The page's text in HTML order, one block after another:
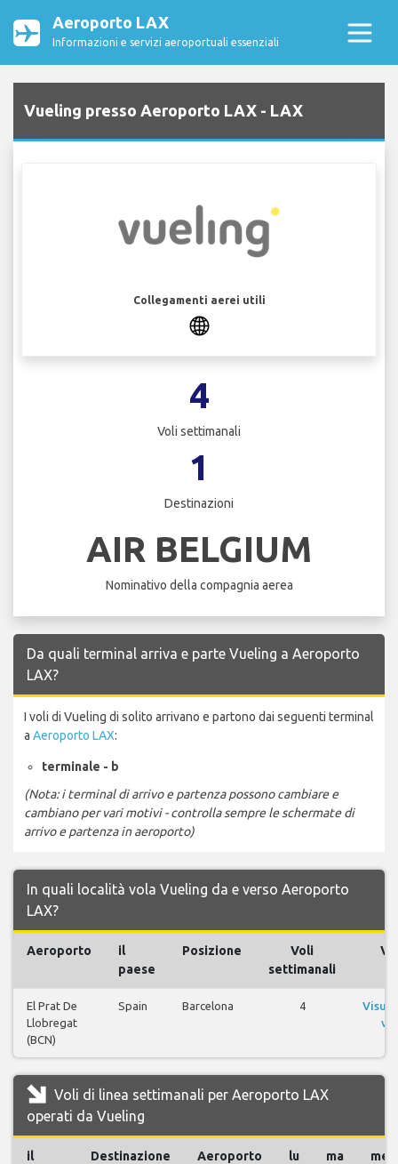
Aeroporto LAX
Informazioni e servizi aeroportuali essenziali
Vueling presso Aeroporto LAX - LAX
Collegamenti aerei utili
4
Voli settimanali
1
Destinazioni
AIR BELGIUM
Nominativo della compagnia aerea
Da quali terminal arriva e parte Vueling a Aeroporto
LAX?
I voli di Vueling di solito arrivano e partono dai seguenti terminal
a Aeroporto LAX:
terminale - b
(Nota: i terminal di arrivo e partenza possono cambiare e
cambiano per vari motivi - controlla sempre le schermate di
arrivo e partenza in aeroporto)
In quali località vola Vueling da e verso Aeroporto
LAX?
Aeroporto
il
paese
Posizione
Voli
settimanali
El Prat De
Llobregat
(BCN)
Spain Barcelona 4
Voli di linea settimanali per Aeroporto LAX
operati da Vueling
il
Destinazione Aeroporto lu ma me